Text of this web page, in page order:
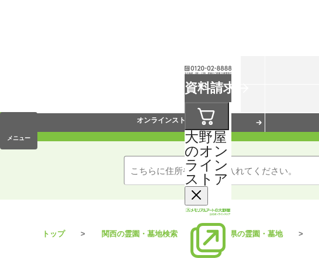
資料請求
大野屋
のオン
ライン
ストア
メニュー
オンラインストア
トップ 関西の霊園・墓地検索 奈良県の霊園・墓地